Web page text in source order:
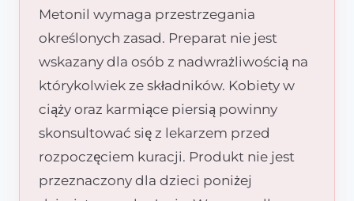
Metonil wymaga przestrzegania
określonych zasad. Preparat nie jest
wskazany dla osób z nadwrażliwością na
którykolwiek ze składników. Kobiety w
ciąży oraz karmiące piersią powinny
skonsultować się z lekarzem przed
rozpoczęciem kuracji. Produkt nie jest
przeznaczony dla dzieci poniżej